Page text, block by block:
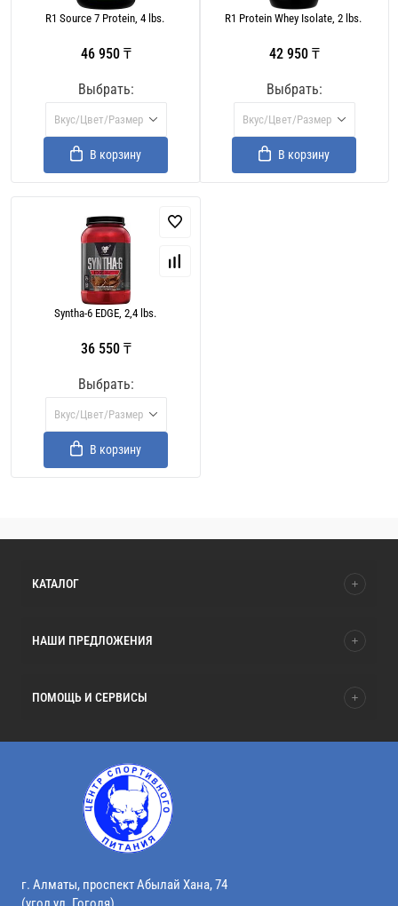
R1 Source 7 Protein, 4 lbs.
46 950 ₸
Выбрать:
Вкус/Цвет/Размер
В корзину
R1 Protein Whey Isolate, 2 lbs.
42 950 ₸
Выбрать:
Вкус/Цвет/Размер
В корзину
Syntha-6 EDGE, 2,4 lbs.
36 550 ₸
Выбрать:
Вкус/Цвет/Размер
В корзину
КАТАЛОГ
НАШИ ПРЕДЛОЖЕНИЯ
ПОМОЩЬ И СЕРВИСЫ
г. Алматы, проспект Абылай Хана, 74